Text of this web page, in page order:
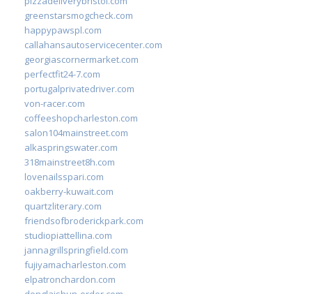
greenstarsmogcheck.com
happypawspl.com
callahansautoservicecenter.com
georgiascornermarket.com
perfectfit24-7.com
portugalprivatedriver.com
von-racer.com
coffeeshopcharleston.com
salon104mainstreet.com
alkaspringswater.com
318mainstreet8h.com
lovenailsspari.com
oakberry-kuwait.com
quartzliterary.com
friendsofbroderickpark.com
studiopiattellina.com
jannagrillspringfield.com
fujiyamacharleston.com
elpatronchardon.com